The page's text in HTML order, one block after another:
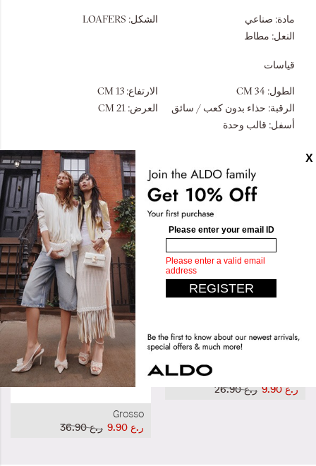
مادة: صناعي الشكل: LOAFERS
النعل: مطاط
قياسات
الطول: 34 CM الارتفاع: 13 CM
الرقبة: حذاء بدون كعب / سائق العرض: 21 CM
أسفل: قالب وحدة
تصاميم مشابهة
Grosso
ر.ع 36.90
ر.ع 9.90
ر.ع 26.90
ر.ع 9.90